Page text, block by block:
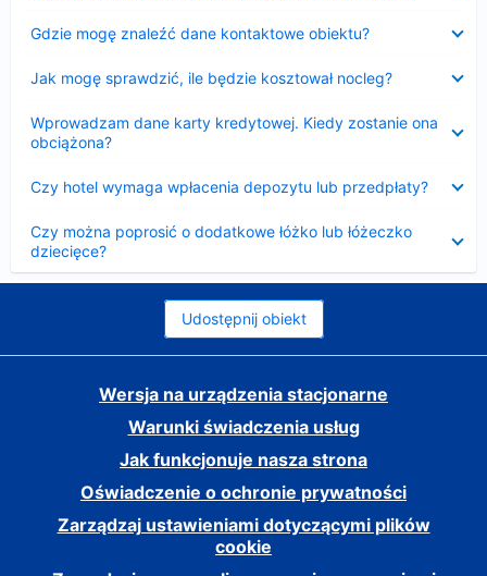
Gdzie mogę znaleźć dane kontaktowe obiektu?
Jak mogę sprawdzić, ile będzie kosztował nocleg?
Wprowadzam dane karty kredytowej. Kiedy zostanie ona
obciążona?
Czy hotel wymaga wpłacenia depozytu lub przedpłaty?
Czy można poprosić o dodatkowe łóżko lub łóżeczko
dziecięce?
Udostępnij obiekt
Wersja na urządzenia stacjonarne
Warunki świadczenia usług
Jak funkcjonuje nasza strona
Oświadczenie o ochronie prywatności
Zarządzaj ustawieniami dotyczącymi plików
cookie